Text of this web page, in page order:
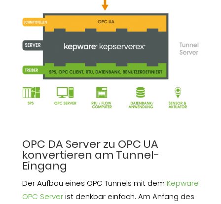
OPC DA Server zu OPC UA
konvertieren am Tunnel-
Eingang
Der Aufbau eines OPC Tunnels mit dem Kepware
OPC Serverist denkbar einfach. Am Anfang des